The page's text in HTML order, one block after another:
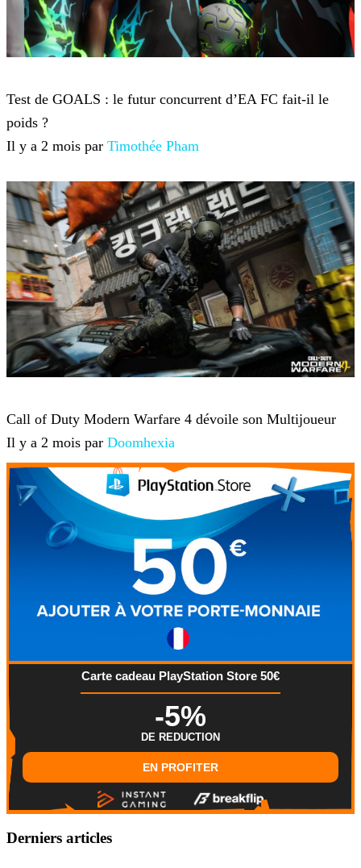
Test de GOALS : le futur concurrent d’EA FC fait-il le
poids ?
Il y a 2 mois par Timothée Pham
Call of Duty Modern Warfare 4 dévoile son Multijoueur
Il y a 2 mois par Doomhexia
Carte cadeau PlayStation Store 50€
-5%
DE REDUCTION
EN PROFITER
Derniers articles